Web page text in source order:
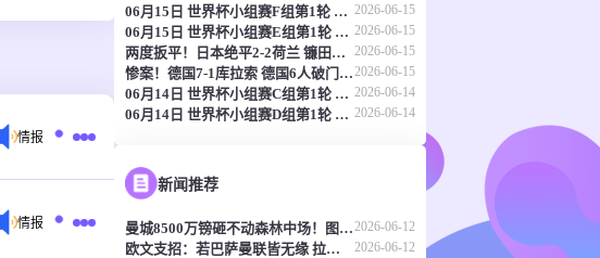
情报
情报
06月15日 世界杯小组赛F组第1轮 荷兰vs日本 全场录像 2026-06-15
06月15日 世界杯小组赛E组第1轮 德国vs库拉索 全场录像 2026-06-15
两度扳平！日本绝平2-2荷兰 镰田大地被动破门范戴克世界杯首球 2026-06-15
惨案！德国7-1库拉索 德国6人破门哈弗茨双响翁达夫替补1射2传2026-06-15
06月14日 世界杯小组赛C组第1轮 海地vs苏格兰 全场录像 2026-06-14
06月14日 世界杯小组赛D组第1轮 澳大利亚vs土耳其 全场录像 2026-06-14
新闻推荐
曼城8500万镑砸不动森林中场！图赫尔：天价转会传闻反倒成了安德森的兴奋剂2026-06-12
欧文支招：若巴萨曼联皆无缘 拉什福德或该考虑兵工厂 2026-06-12